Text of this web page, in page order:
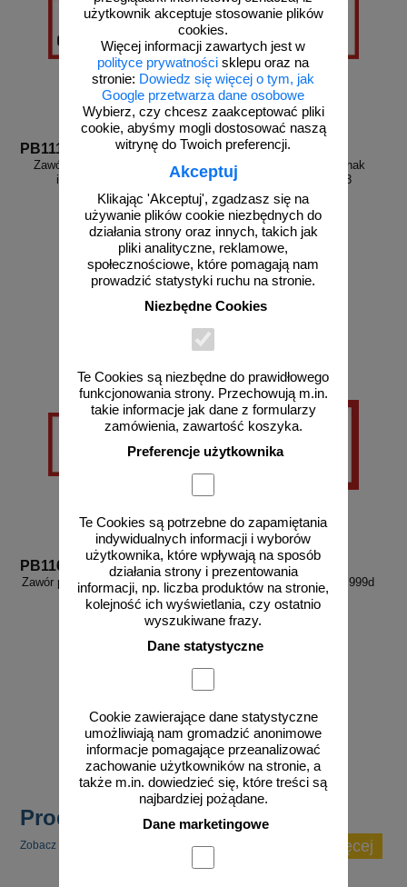
użytkownik akceptuje stosowanie plików
cookies.
Więcej informacji zawartych jest w
polityce prywatności sklepu oraz na
stronie: Dowiedz się więcej o tym, jak
Google przetwarza dane osobowe
Wybierz, czy chcesz zaakceptować pliki
cookie, abyśmy mogli dostosować naszą
witrynę do Twoich preferencji.
Akceptuj
Klikając 'Akceptuj', zgadzasz się na
używanie plików cookie niezbędnych do
działania strony oraz innych, takich jak
pliki analityczne, reklamowe,
społecznościowe, które pomagają nam
prowadzić statystyki ruchu na stronie.
Niezbędne Cookies
Te Cookies są niezbędne do prawidłowego
funkcjonowania strony. Przechowują m.in.
takie informacje jak dane z formularzy
zamówienia, zawartość koszyka.
Preferencje użytkownika
Te Cookies są potrzebne do zapamiętania
indywidualnych informacji i wyborów
użytkownika, które wpływają na sposób
działania strony i prezentowania
informacji, np. liczba produktów na stronie,
kolejność ich wyświetlania, czy ostatnio
wyszukiwane frazy.
Dane statystyczne
Cookie zawierające dane statystyczne
umożliwiają nam gromadzić anonimowe
informacje pomagające przeanalizować
zachowanie użytkowników na stronie, a
także m.in. dowiedzieć się, które treści są
najbardziej pożądane.
Dane marketingowe
PB111
Zawór odpowietrzający - znak
informacyjny - PB111
od 27,36 zł
PB113
Zawór wody gorącej - znak
informacyjny - PB113
od 27,36 zł
PB116
Zawór parowy - znak informacyjny
- PB116
22,24 zł netto
do koszyka
PB999d
Zamów własny wzór - PB999d
zobacz
Produkty popularne
Zobacz inne popularne produkty w tej kategorii. zobacz więcej